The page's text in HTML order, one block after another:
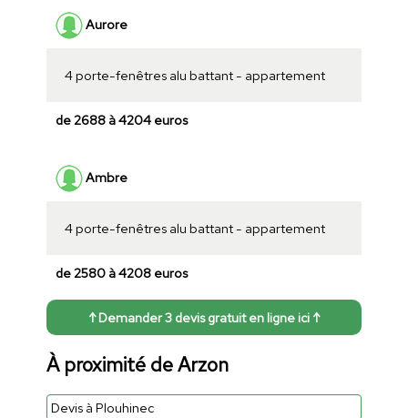
Aurore
4 porte-fenêtres alu battant - appartement
de 2688 à 4204 euros
Ambre
4 porte-fenêtres alu battant - appartement
de 2580 à 4208 euros
↑ Demander 3 devis gratuit en ligne ici ↑
À proximité de Arzon
Devis à Plouhinec